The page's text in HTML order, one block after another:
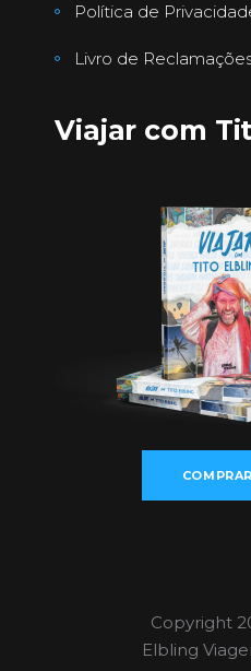
Política de
Livro de
Viajar com
Copyright
Elbling